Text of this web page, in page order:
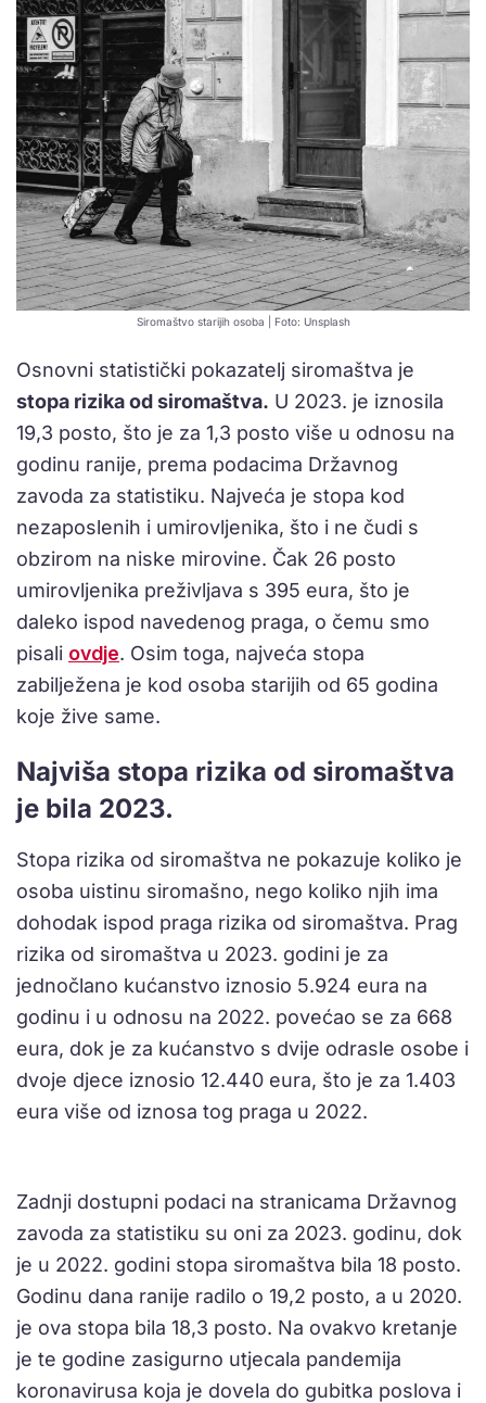
Siromaštvo starijih osoba | Foto: Unsplash
Osnovni statistički pokazatelj siromaštva je
stopa rizika od siromaštva. U 2023. je iznosila
19,3 posto, što je za 1,3 posto više u odnosu na
godinu ranije, prema podacima Državnog
zavoda za statistiku. Najveća je stopa kod
nezaposlenih i umirovljenika, što i ne čudi s
obzirom na niske mirovine. Čak 26 posto
umirovljenika preživljava s 395 eura, što je
daleko ispod navedenog praga, o čemu smo
pisali ovdje. Osim toga, najveća stopa
zabilježena je kod osoba starijih od 65 godina
koje žive same.
Najviša stopa rizika od siromaštva
je bila 2023.
Stopa rizika od siromaštva ne pokazuje koliko je
osoba uistinu siromašno, nego koliko njih ima
dohodak ispod praga rizika od siromaštva. Prag
rizika od siromaštva u 2023. godini je za
jednočlano kućanstvo iznosio 5.924 eura na
godinu i u odnosu na 2022. povećao se za 668
eura, dok je za kućanstvo s dvije odrasle osobe i
dvoje djece iznosio 12.440 eura, što je za 1.403
eura više od iznosa tog praga u 2022.
Zadnji dostupni podaci na stranicama Državnog
zavoda za statistiku su oni za 2023. godinu, dok
je u 2022. godini stopa siromaštva bila 18 posto.
Godinu dana ranije radilo o 19,2 posto, a u 2020.
je ova stopa bila 18,3 posto. Na ovakvo kretanje
je te godine zasigurno utjecala pandemija
koronavirusa koja je dovela do gubitka poslova i